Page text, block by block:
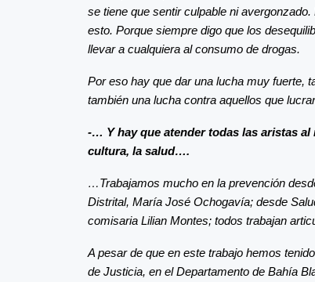
se tiene que sentir culpable ni
esto. Porque siempre digo que los
llevar a cualquiera al consumo de drogas.
Por eso hay que dar una lucha muy fuerte,
también una lucha contra aquellos que
-… Y hay que atender todas las aristas
cultura, la salud….
…Trabajamos mucho en la prevención
Distrital, María José Ochogavía; desde
comisaria Lilian Montes; todos trabajan
A pesar de que en este trabajo hemos
de Justicia, en el Departamento de Bahía